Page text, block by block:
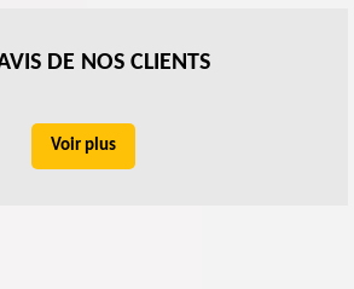
DE NOS CLIENTS
Voir plus